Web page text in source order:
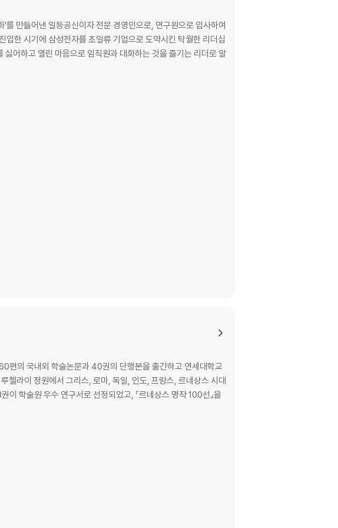
만들어낸 일등공신이자 전문 경영인으로, 연구원으로 입사하여
한 시기에 삼성전자를 초일류 기업으로 도약시킨 탁월한 리더십
어하고 열린 마음으로 임직원과 대화하는 것을 즐기는 리더로 알
편의 국내외 학술논문과 40권의 단행본을 출간하고 연세대학교
첼라이 정원에서 그리스, 로마, 독일, 인도, 프랑스, 르네상스 시대
이 학술원 우수 연구서로 선정되었고, 『르네상스 명작 100선』을